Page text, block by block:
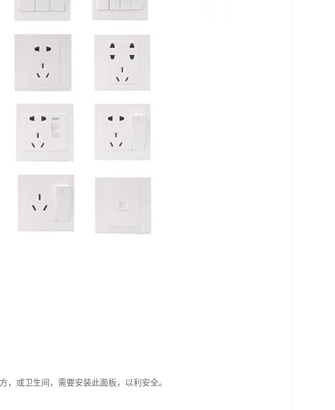
或卫生间，需要安装此面板，以利安全。